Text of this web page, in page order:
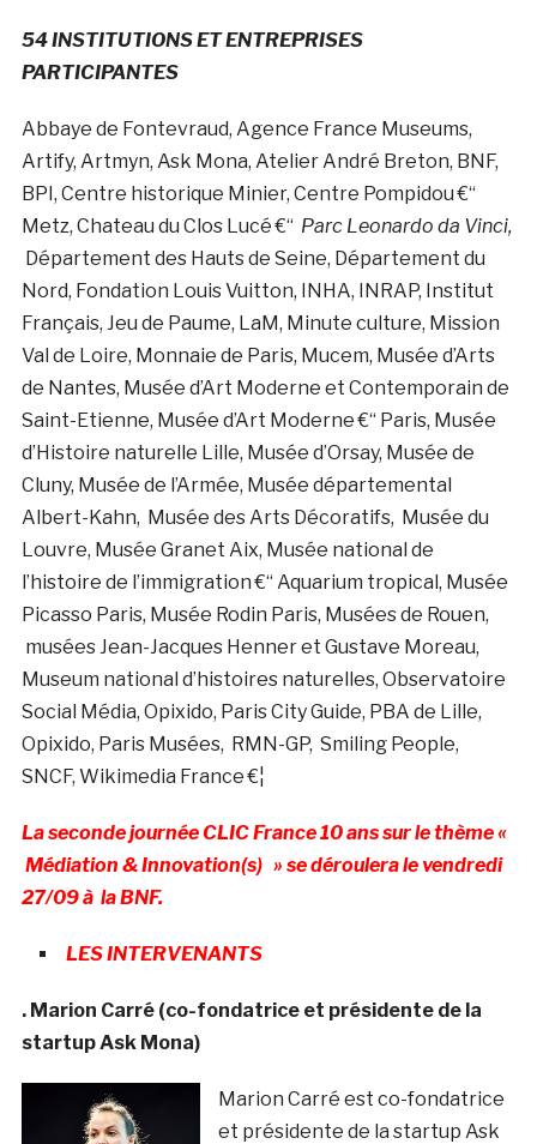
54 INSTITUTIONS ET ENTREPRISES
PARTICIPANTES
Abbaye de Fontevraud, Agence France Museums,
Artify, Artmyn, Ask Mona, Atelier André Breton, BNF,
BPI, Centre historique Minier, Centre Pompidou €“
Metz, Chateau du Clos Lucé €“ Parc Leonardo da Vinci,
Département des Hauts de Seine, Département du
Nord, Fondation Louis Vuitton, INHA, INRAP, Institut
Français, Jeu de Paume, LaM, Minute culture, Mission
Val de Loire, Monnaie de Paris, Mucem, Musée d’Arts
de Nantes, Musée d’Art Moderne et Contemporain de
Saint-Etienne, Musée d’Art Moderne €“ Paris, Musée
d’Histoire naturelle Lille, Musée d’Orsay, Musée de
Cluny, Musée de l’Armée, Musée départemental
Albert-Kahn, Musée des Arts Décoratifs, Musée du
Louvre, Musée Granet Aix, Musée national de
l’histoire de l’immigration €“ Aquarium tropical, Musée
Picasso Paris, Musée Rodin Paris, Musées de Rouen,
musées Jean-Jacques Henner et Gustave Moreau,
Museum national d’histoires naturelles, Observatoire
Social Média, Opixido, Paris City Guide, PBA de Lille,
Opixido, Paris Musées, RMN-GP, Smiling People,
SNCF, Wikimedia France €¦
La seconde journée CLIC France 10 ans sur le thème «
Médiation & Innovation(s) » se déroulera le vendredi
27/09 à la BNF.
LES INTERVENANTS
. Marion Carré (co-fondatrice et présidente de la
startup Ask Mona)
Marion Carré est co-fondatrice
et présidente de la startup Ask